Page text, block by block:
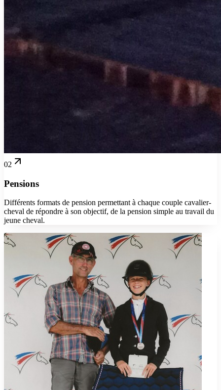
02
Pensions
Différents formats de pension permettant à chaque couple cavalier-
cheval de répondre à son objectif, de la pension simple au travail du
jeune cheval.